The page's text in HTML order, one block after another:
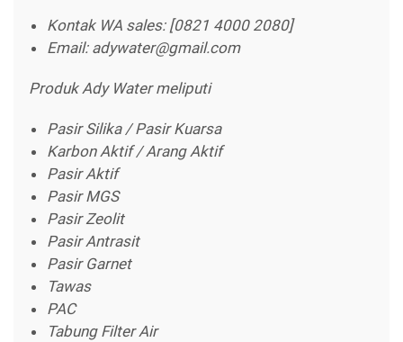
Kontak WA sales: [0821 4000 2080]
Email: adywater@gmail.com
Produk Ady Water meliputi
Pasir Silika / Pasir Kuarsa
Karbon Aktif / Arang Aktif
Pasir Aktif
Pasir MGS
Pasir Zeolit
Pasir Antrasit
Pasir Garnet
Tawas
PAC
Tabung Filter Air